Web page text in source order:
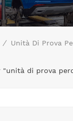
/ Unità Di Prova
"unità di prova